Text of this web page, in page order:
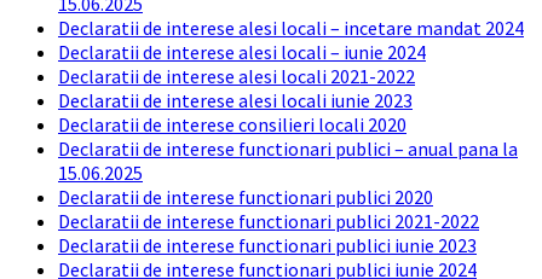
Declaratii de interese alesi locali – incetare mandat 2024
Declaratii de interese alesi locali – iunie 2024
Declaratii de interese alesi locali 2021-2022
Declaratii de interese alesi locali iunie 2023
Declaratii de interese consilieri locali 2020
Declaratii de interese functionari publici – anual pana la
15.06.2025
Declaratii de interese functionari publici 2020
Declaratii de interese functionari publici 2021-2022
Declaratii de interese functionari publici iunie 2023
Declaratii de interese functionari publici iunie 2024